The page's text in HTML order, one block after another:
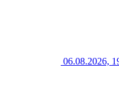
06.08.2026,